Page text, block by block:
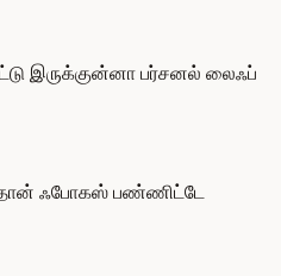
இருக்குன்னா பர்சனல் லைஃப்
ஃபோகஸ் பண்ணிட்டே